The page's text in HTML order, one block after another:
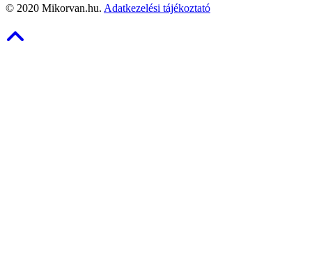
© 2020 Mikorvan.hu. Adatkezelési tájékoztató